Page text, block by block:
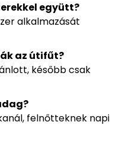
együtt?
alkalmazását
az útifűt?
később csak
felnőtteknek napi